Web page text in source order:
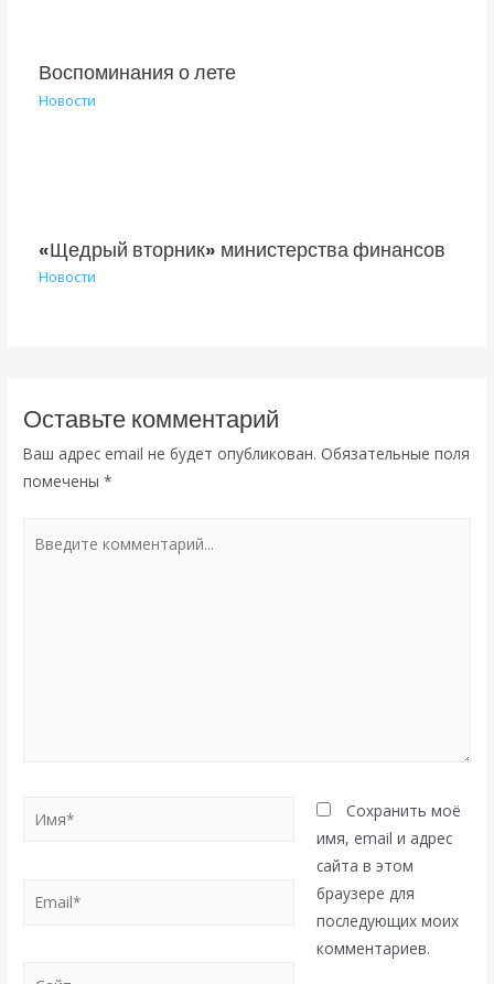
Воспоминания о лете
Новости
«Щедрый вторник» министерства финансов
Новости
Оставьте комментарий
Ваш адрес email не будет опубликован. Обязательные поля
помечены*
комментарий...
Email*
Сайт
Сохранить моё
имя, email и адрес
сайта в этом
браузере для
последующих моих
комментариев.